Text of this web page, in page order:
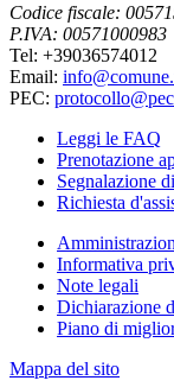
Codice fiscale:
P.IVA: 00571000983
Tel: +39036574012
Email:
PEC:
Leggi le FAQ
Prenotazione
Segnalazione
Richiesta
Informativa
Note legali
Dichiarazione
Piano di
Mappa del sito